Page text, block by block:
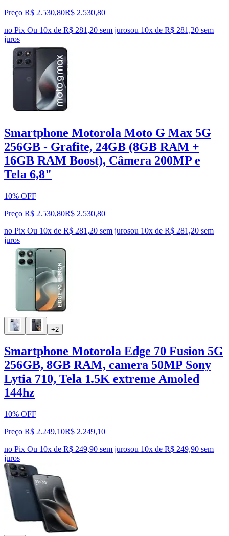
Preço R$ 2.530,80R$ 2.530,80
no Pix Ou 10x de R$ 281,20 sem jurosou 10x de R$ 281,20 sem
juros
Smartphone Motorola Moto G Max 5G
256GB - Grafite, 24GB (8GB RAM +
16GB RAM Boost), Câmera 200MP e
Tela 6,8"
10% OFF
Preço R$ 2.530,80R$ 2.530,80
no Pix Ou 10x de R$ 281,20 sem jurosou 10x de R$ 281,20 sem
juros
+2
Smartphone Motorola Edge 70 Fusion 5G
256GB, 8GB RAM, camera 50MP Sony
Lytia 710, Tela 1.5K extreme Amoled
144hz
10% OFF
Preço R$ 2.249,10R$ 2.249,10
no Pix Ou 10x de R$ 249,90 sem jurosou 10x de R$ 249,90 sem
juros